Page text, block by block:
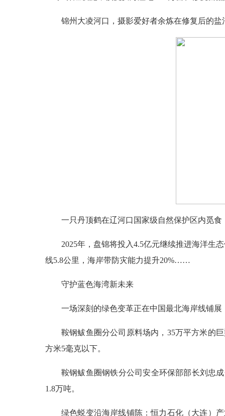
锦州大凌河口，摄影爱好者余炼在修复后的
一只丹顶鹤在辽河口国家级自然保护区内觅
2025年，盘锦将投入4.5亿元继续推进海洋生
线5.8公里，海岸带防灾能力提升20%……
守护蓝色海湾新未来
一场深刻的绿色变革正在中国最北海岸线铺
鞍钢鲅鱼圈分公司原料场内，35万平方米的
方米5毫克以下。
鞍钢鲅鱼圈钢铁分公司安全环保部部长刘忠
1.8万吨。
绿色蜕变沿海岸线铺陈：恒力石化（大连）